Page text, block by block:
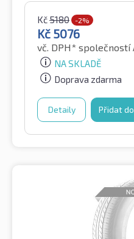
Kč5180 -2%
Kč 5076
vč. DPH* společností
NA SKLADĚ
Doprava zdarma
Detaily Přidat